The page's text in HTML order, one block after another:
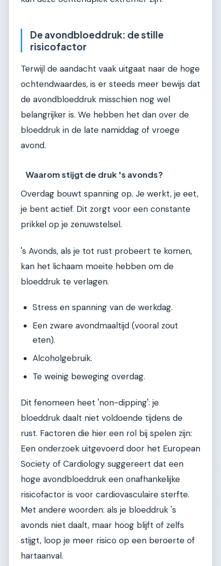
De avondbloeddruk: de stille
risicofactor
Terwijl de aandacht vaak uitgaat naar de hoge
ochtendwaardes, is er steeds meer bewijs dat
de avondbloeddruk misschien nog wel
belangrijker is. We hebben het dan over de
bloeddruk in de late namiddag of vroege
avond.
Waarom stijgt de druk 's avonds?
Overdag bouwt spanning op. Je werkt, je eet,
je bent actief. Dit zorgt voor een constante
prikkel op je zenuwstelsel.
's Avonds, als je tot rust probeert te komen,
kan het lichaam moeite hebben om de
bloeddruk te verlagen.
Stress en spanning van de werkdag.
Een zware avondmaaltijd (vooral zout
eten).
Alcoholgebruik.
Te weinig beweging overdag.
Dit fenomeen heet 'non-dipping': je
bloeddruk daalt niet voldoende tijdens de
rust. Factoren die hier een rol bij spelen zijn:
Een onderzoek uitgevoerd door het European
Society of Cardiology suggereert dat een
hoge avondbloeddruk een onafhankelijke
risicofactor is voor cardiovasculaire sterfte.
Met andere woorden: als je bloeddruk 's
avonds niet daalt, maar hoog blijft of zelfs
stijgt, loop je meer risico op een beroerte of
hartaanval.